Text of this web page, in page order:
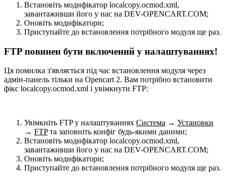
Встановіть модифікатор localcopy.ocmod.xml,
завантаживши його у нас на DEV-OPENCART.COM;
Оновіть модифікатори;
Приступайте до встановлення потрібного модуля ще раз.
FTP повинен бути включений у налаштуваннях!
Ця помилка з'являється під час встановлення модуля через
адмін-панель тільки на Opencart 2. Вам потрібно встановити
фікс localcopy.ocmod.xml і увімкнути FTP:
Увімкніть FTP у налаштуваннях Система → Установки
→ FTPта заповніть конфіг будь-якими даними;
Встановіть модифікатор localcopy.ocmod.xml,
завантаживши його у нас на DEV-OPENCART.COM;
Оновіть модифікатори;
Приступайте до встановлення потрібного модуля ще раз.